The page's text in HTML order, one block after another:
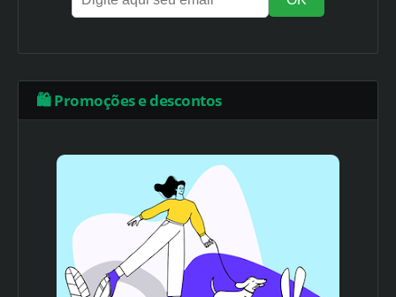
🛍️ Promoções e descontos